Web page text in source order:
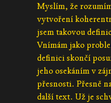
Myslím, že
vytvoření
jsem takovou
Vnímám jako
definici skončí
jeho osekáním v
přesnosti. Přesně
další text. Už je